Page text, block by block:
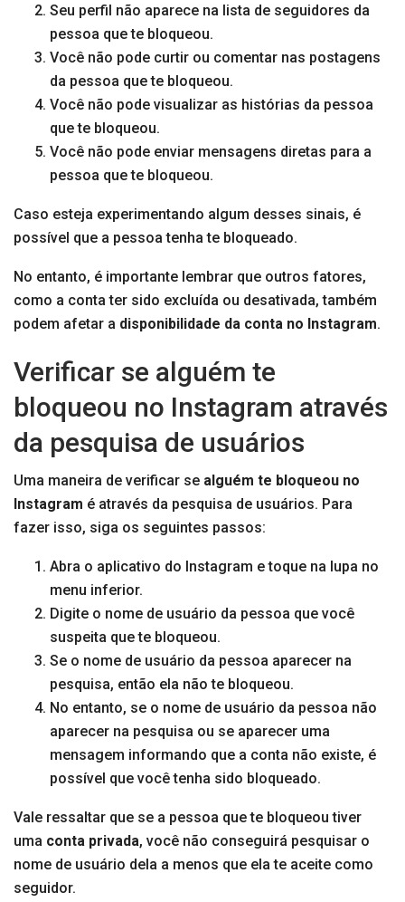
Seu perfil não aparece na lista de seguidores da
pessoa que te bloqueou.
Você não pode curtir ou comentar nas postagens
da pessoa que te bloqueou.
Você não pode visualizar as histórias da pessoa
que te bloqueou.
Você não pode enviar mensagens diretas para a
pessoa que te bloqueou.
Caso esteja experimentando algum desses sinais, é
possível que a pessoa tenha te bloqueado.
No entanto, é importante lembrar que outros fatores,
como a conta ter sido excluída ou desativada, também
podem afetar a disponibilidade da conta no Instagram.
Verificar se alguém te
bloqueou no Instagram através
da pesquisa de usuários
Uma maneira de verificar se alguém te bloqueou no
Instagram é através da pesquisa de usuários. Para
fazer isso, siga os seguintes passos:
Abra o aplicativo do Instagram e toque na lupa no
menu inferior.
Digite o nome de usuário da pessoa que você
suspeita que te bloqueou.
Se o nome de usuário da pessoa aparecer na
pesquisa, então ela não te bloqueou.
No entanto, se o nome de usuário da pessoa não
aparecer na pesquisa ou se aparecer uma
mensagem informando que a conta não existe, é
possível que você tenha sido bloqueado.
Vale ressaltar que se a pessoa que te bloqueou tiver
uma conta privada, você não conseguirá pesquisar o
nome de usuário dela a menos que ela te aceite como
seguidor.